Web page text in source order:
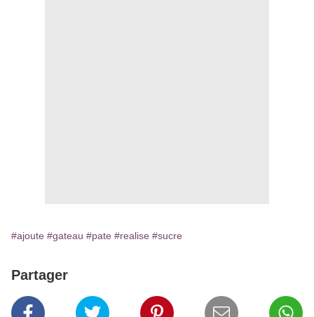
#ajoute #gateau #pate #realise #sucre
Partager